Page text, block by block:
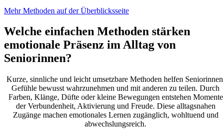
Mehr Methoden auf der Überblicksseite
Welche einfachen Methoden stärken
emotionale Präsenz im Alltag von
Seniorinnen?
Kurze, sinnliche und leicht umsetzbare Methoden helfen
Gefühle bewusst wahrzunehmen und mit anderen zu teilen. Durch
Farben, Klänge, Düfte oder kleine Bewegungen entstehen Momente
der Verbundenheit, Aktivierung und Freude. Diese alltagsnahen
Zugänge machen emotionales Lernen zugänglich, wohltuend und
abwechslungsreich.